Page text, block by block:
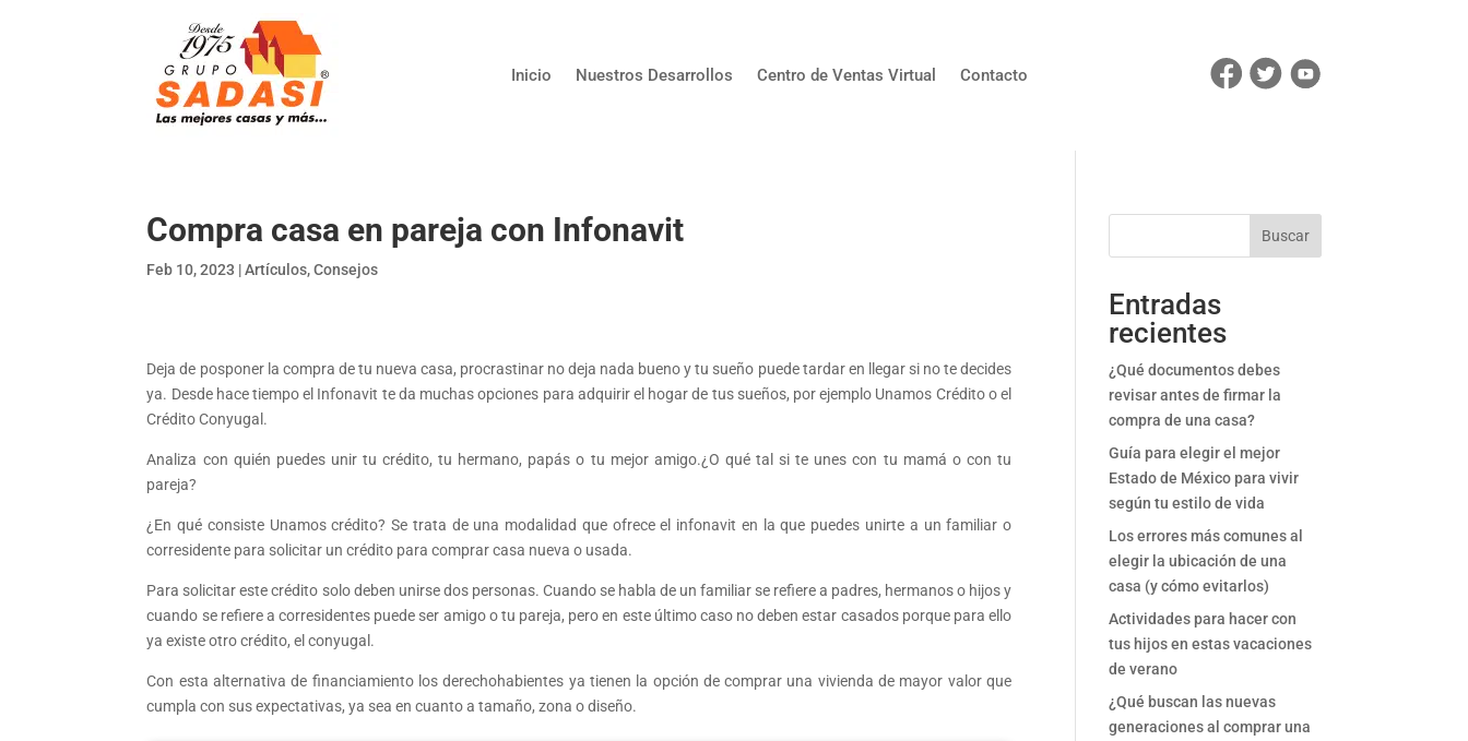
Inicio Nuestros Desarrollos Centro de Ventas Virtual Contacto
Compra casa en pareja con Infonavit
Feb 10, 2023 |Artículos,Consejos
Deja de posponer la compra de tu nueva casa, procrastinar no deja nada bueno y tu sueño puede tardar en llegar si no te decides
ya. Desde hace tiempo el Infonavit te da muchas opciones para adquirir el hogar de tus sueños, por ejemplo Unamos Crédito o el
Crédito Conyugal.
Analiza con quién puedes unir tu crédito, tu hermano, papás o tu mejor amigo.¿O qué tal si te unes con tu mamá o con tu
pareja?
¿En qué consiste Unamos crédito? Se trata de una modalidad que ofrece el infonavit en la que puedes unirte a un familiar o
corresidente para solicitar un crédito para comprar casa nueva o usada.
Para solicitar este crédito solo deben unirse dos personas. Cuando se habla de un familiar se refiere a padres, hermanos o hijos y
cuando se refiere a corresidentes puede ser amigo o tu pareja, pero en este último caso no deben estar casados porque para ello
ya existe otro crédito, el conyugal.
Con esta alternativa de financiamiento los derechohabientes ya tienen la opción de comprar una vivienda de mayor valor que
cumpla con sus expectativas, ya sea en cuanto a tamaño, zona o diseño.
Buscar
Entradas
recientes
¿Qué documentos debes
revisar antes de firmar la
compra de una casa?
Guía para elegir el mejor
Estado de México para vivir
según tu estilo de vida
Los errores más comunes al
elegir la ubicación de una
casa (y cómo evitarlos)
Actividades para hacer con
tus hijos en estas vacaciones
de verano
¿Qué buscan las nuevas
generaciones al comprar una